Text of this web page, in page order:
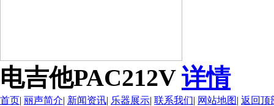
电吉他PAC212V 详情
首页| 丽声简介| 新闻资讯| 乐器展示| 联系我们| 网站地图| 返回顶